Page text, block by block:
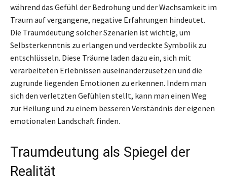
während das Gefühl der Bedrohung und der Wachsamkeit im
Traum auf vergangene, negative Erfahrungen hindeutet.
Die Traumdeutung solcher Szenarien ist wichtig, um
Selbsterkenntnis zu erlangen und verdeckte Symbolik zu
entschlüsseln. Diese Träume laden dazu ein, sich mit
verarbeiteten Erlebnissen auseinanderzusetzen und die
zugrunde liegenden Emotionen zu erkennen. Indem man
sich den verletzten Gefühlen stellt, kann man einen Weg
zur Heilung und zu einem besseren Verständnis der eigenen
emotionalen Landschaft finden.
Traumdeutung als Spiegel der
Realität